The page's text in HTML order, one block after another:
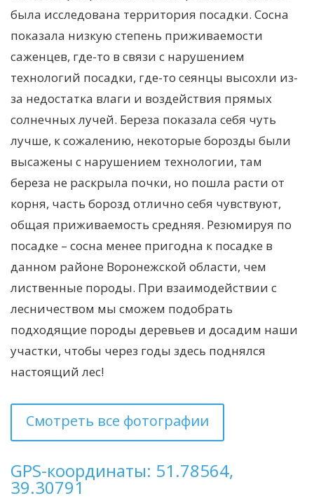
была исследована территория посадки. Сосна
показала низкую степень приживаемости
саженцев, где-то в связи с нарушением
технологий посадки, где-то сеянцы высохли из-
за недостатка влаги и воздействия прямых
солнечных лучей. Береза показала себя чуть
лучше, к сожалению, некоторые борозды были
высажены с нарушением технологии, там
береза не раскрыла почки, но пошла расти от
корня, часть борозд отлично себя чувствуют,
общая приживаемость средняя. Резюмируя по
посадке – сосна менее пригодна к посадке в
данном районе Воронежской области, чем
лиственные породы. При взаимодействии с
лесничеством мы сможем подобрать
подходящие породы деревьев и досадим наши
участки, чтобы через годы здесь поднялся
настоящий лес!
Смотреть все фотографии
GPS-координаты: 51.78564,
39.30791